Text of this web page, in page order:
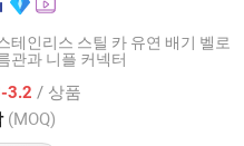
테인리스 스틸 카 유연 배기 벨로
관과 니플 커넥터
3.2 / 상품
(MOQ)
Co., Ltd.
2015